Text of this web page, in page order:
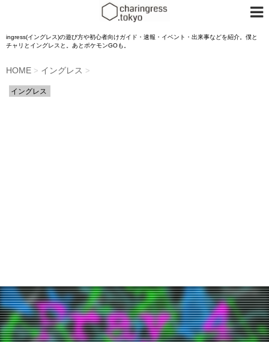
ingress(イングレス)の遊び方や初心者向けガイド・速報・イベント・出来事などを紹介。僕と
チャリとイングレスと。あとポケモンGOも。
HOME > イングレス >
イングレス